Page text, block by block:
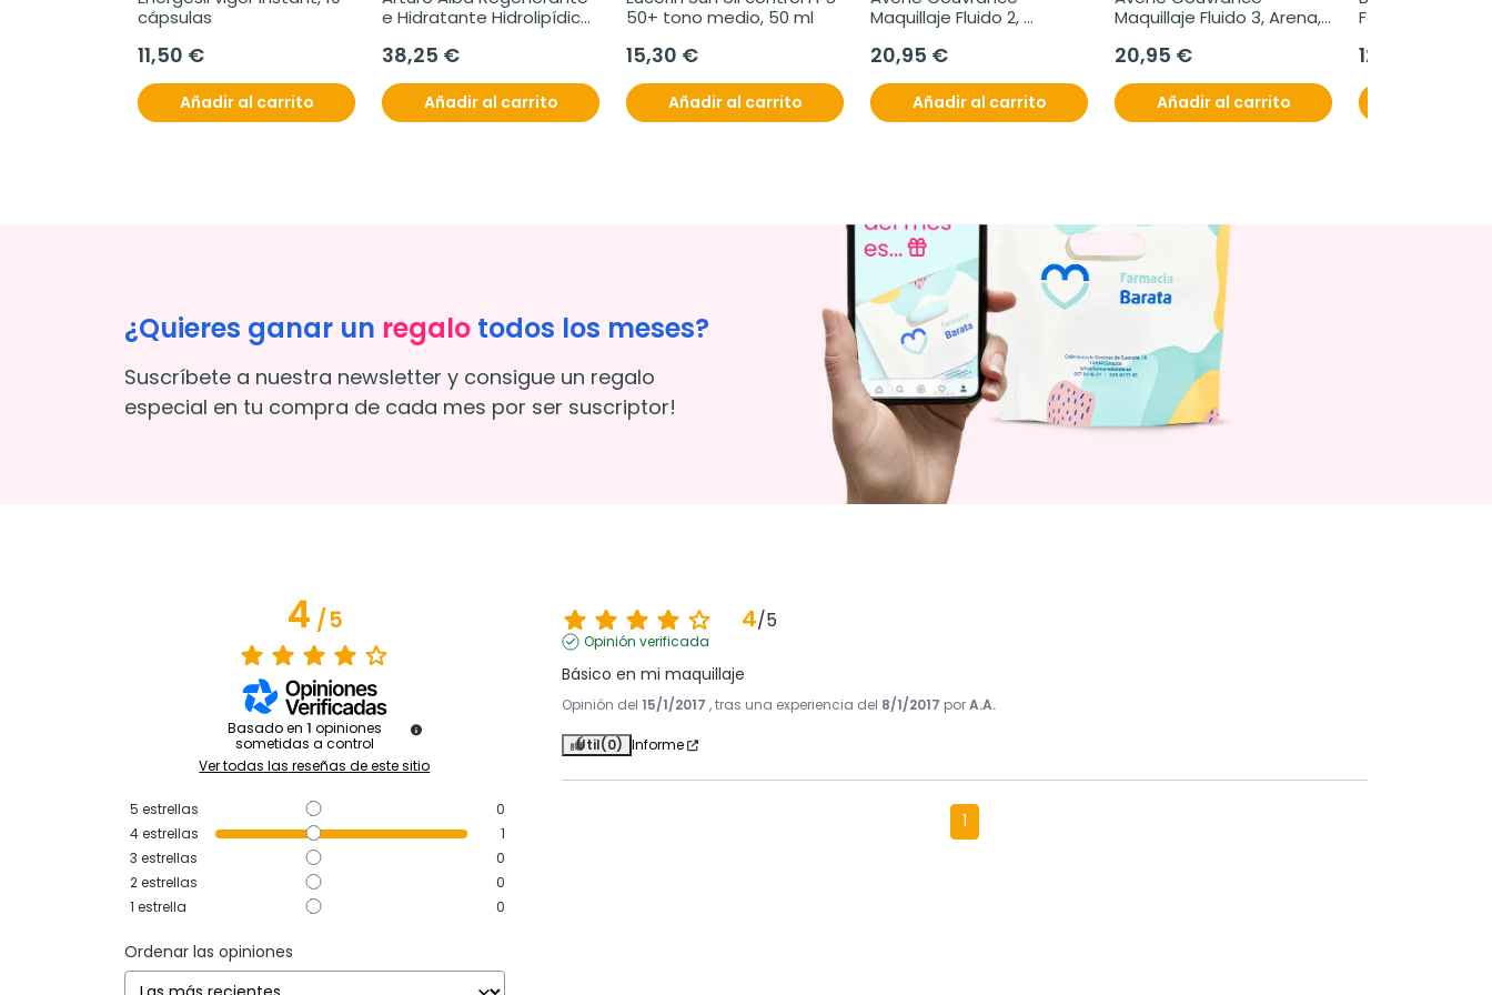
cápsulas
11,50 €
Añadir al carrito
e Hidratante Hidrolipídica,
38,25 €
Añadir al carrito
50+ tono medio, 50 ml
15,30 €
Añadir al carrito
Maquillaje Fluido 2,
20,95 €
Añadir al carrito
Maquillaje Fluido 3, Arena,
20,95 €
Añadir al carrito
Fortalecedora
12,70 €
¿Quieres ganar un regalo todos los meses?
Suscríbete a nuestra newsletter y consigue un regalo
especial en tu compra de cada mes por ser suscriptor!
4/5
Basado en 1 opiniones
sometidas a control
Ver todas las reseñas de este sitio
5 estrellas
0
4estrellas
1
3 estrellas
0
2estrellas
0
1 estrella 0
Ordenar las opiniones
4/5
Opinión verificada
Básico en mi maquillaje
Opinión del 15/1/2017 , tras una experiencia del 8/1/2017 porA.A.
Útil(0) Informe
1